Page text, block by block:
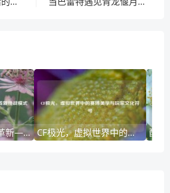
突破次元壁的战术革新—穿越火线新挑战模式深度解析 CF极光，虚拟世界中的赛博美学与玩家文化符号